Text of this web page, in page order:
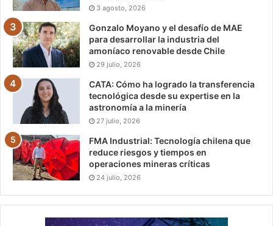
3 agosto, 2026
Gonzalo Moyano y el desafío de MAE
para desarrollar la industria del
amoníaco renovable desde Chile
29 julio, 2026
CATA: Cómo ha logrado la transferencia
tecnológica desde su expertise en la
astronomía a la minería
27 julio, 2026
FMA Industrial: Tecnología chilena que
reduce riesgos y tiempos en
operaciones mineras críticas
24 julio, 2026